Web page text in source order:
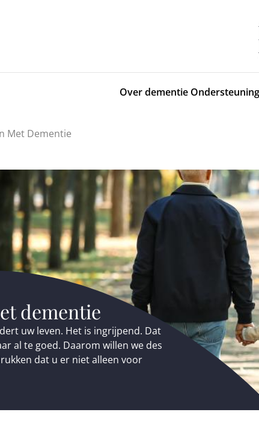
Over dementie Ondersteuning
Met Dementie
dementie
uw leven. Het is ingrijpend. Dat
al te goed. Daarom willen we des
dat u er niet alleen voor